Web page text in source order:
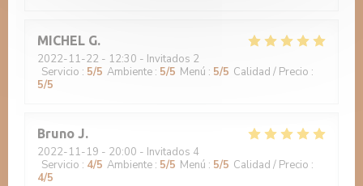
MICHEL G
2022-11-22 - 12:30 - Invitados 2
Servicio : 5/5 Ambiente : 5/5 Menú : 5/5 Calidad / Precio :
5/5
Bruno J
2022-11-19 - 20:00 - Invitados 4
Servicio : 4/5 Ambiente : 5/5 Menú : 5/5 Calidad / Precio :
4/5